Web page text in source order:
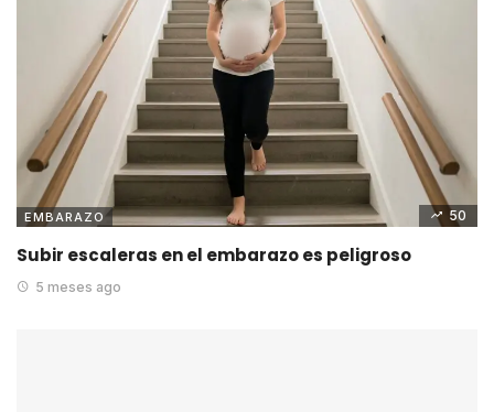
EMBARAZO 50
Subir escaleras en el embarazo es peligroso
5 meses ago